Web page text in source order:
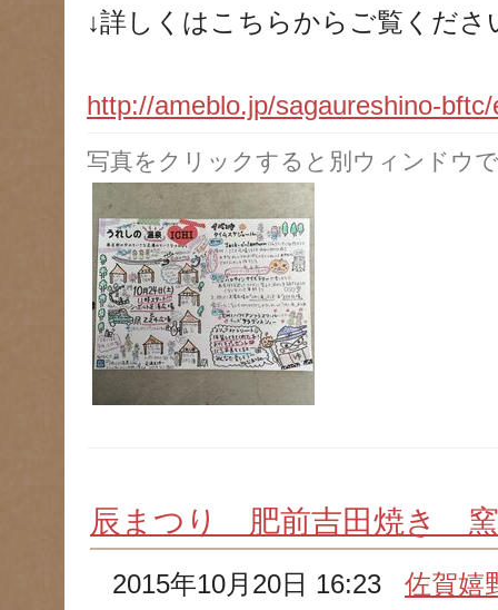
↓詳しくはこちらからご覧くださ
http://ameblo.jp/sagaureshino-
写真をクリックすると別ウィンドウ
辰まつり 肥前吉田焼き 窯
2015年10月20日 16:23佐賀嬉